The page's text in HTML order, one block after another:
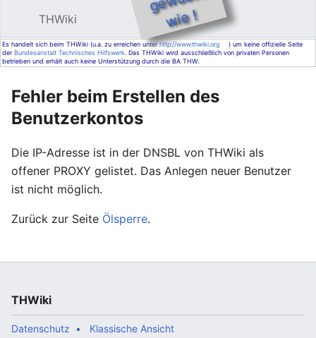
THWiki e !
Es handelt sich beim THWiki (u.a. zu erreichen unterhttp://www.thwiki.org
) um keine offizielle Seite
derBundesanstalt Technisches Hilfswerk. Das THWiki wird ausschließlich von privaten Personen
betrieben und erhält auch keine Unterstützung durch die BA THW.
Fehler beim Erstellen des
Benutzerkontos
Die IP-Adresse ist in der DNSBL von THWiki als
offener PROXY gelistet. Das Anlegen neuer Benutzer
ist nicht möglich.
Zurück zur Seite Ölsperre.
THWiki
Datenschutz Klassische Ansicht